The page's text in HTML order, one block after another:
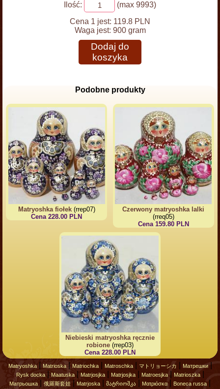
Ilość:
(max 9993)
Cena 1 jest: 119.8 PLN
Waga jest: 900 gram
Dodaj do
koszyka
Podobne produkty
Matryoshka fiołek(rrep07)
Cena 228.00 PLN
Czerwony matryoshka lalki
(rreq05)
Cena 159.80 PLN
Niebieski matryoshka ręcznie
robione (rrep03)
Cena 228.00 PLN
Matryoshka| Matrioska| Matriochka| Matroschka| マトリョーシカ Матрешки|
Rysk docka| Maatuska| Matrjosjka| Matrjosjka| Matroesjka| Matrioszka|
Матрьошка 俄羅斯套娃 Matrjoska მატრიოშკა Ματριόσκα Boneca russa